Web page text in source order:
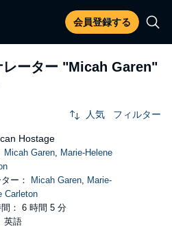
会員登録する
ーター "Micah Garen"
人気 フィルター
Hostage
Micah Garen, Marie-Helene
ー：
Micah Garen, Marie-
Carleton
： 6 時間 5 分
英語